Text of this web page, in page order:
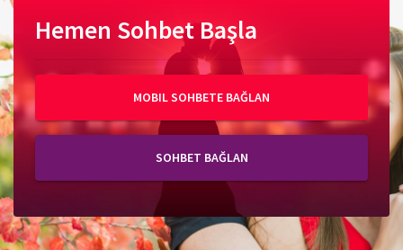
Hemen Sohbet Başla
MOBIL SOHBETE BAĞLAN
SOHBET BAĞLAN